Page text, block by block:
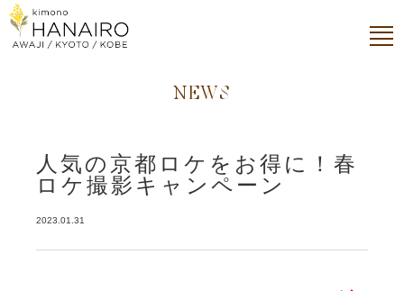
NEWS
人気の京都ロケをお得に！春
ロケ撮影キャンペーン
2023.01.31